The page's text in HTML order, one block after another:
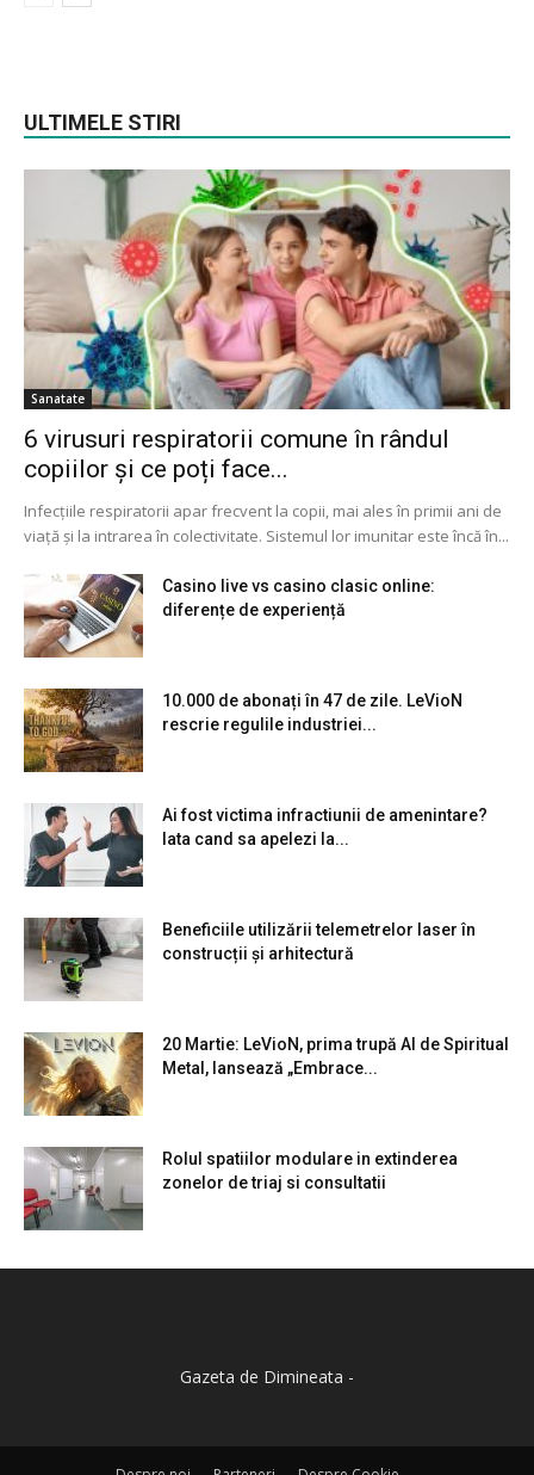
ULTIMELE STIRI
Sanatate
6 virusuri respiratorii comune în rândul
copiilor și ce poți face...
Infecțiile respiratorii apar frecvent la copii, mai ales în primii ani de
viață și la intrarea în colectivitate. Sistemul lor imunitar este încă în...
Casino live vs casino clasic online:
diferențe de experiență
10.000 de abonați în 47 de zile. LeVioN
rescrie regulile industriei...
Ai fost victima infractiunii de amenintare?
Iata cand sa apelezi la...
Beneficiile utilizării telemetrelor laser în
construcții și arhitectură
20 Martie: LeVioN, prima trupă AI de Spiritual
Metal, lansează „Embrace...
Rolul spatiilor modulare in extinderea
zonelor de triaj si consultatii
Gazeta de Dimineata -